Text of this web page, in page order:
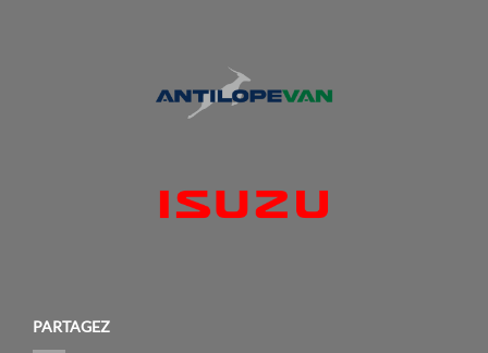
PARTAGEZ